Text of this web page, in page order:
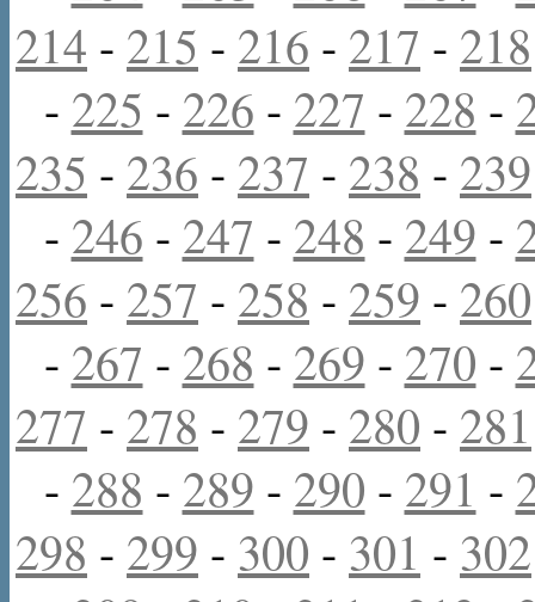
214 - 215 - 216 - 217 - 218
- 225 - 226 - 227 - 228 -
235 - 236 - 237 - 238 - 239
- 246 - 247 - 248 - 249 -
256 - 257 - 258 - 259 - 260
- 267 - 268 - 269 - 270 -
277 - 278 - 279 - 280 - 281
- 288 - 289 - 290 - 291 -
298 - 299 - 300 - 301 - 302